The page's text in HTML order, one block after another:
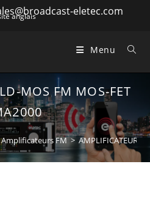
eletec.com
Menu
MOS FM MOS-FET
Amplificateurs FM > AMPLIFICATEUR